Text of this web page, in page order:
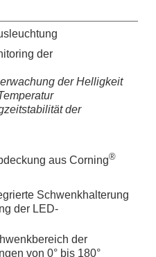
der
der Helligkeit
der
aus Corning®
Schwenkhalterung
der LED-
der
von 0° bis 180°